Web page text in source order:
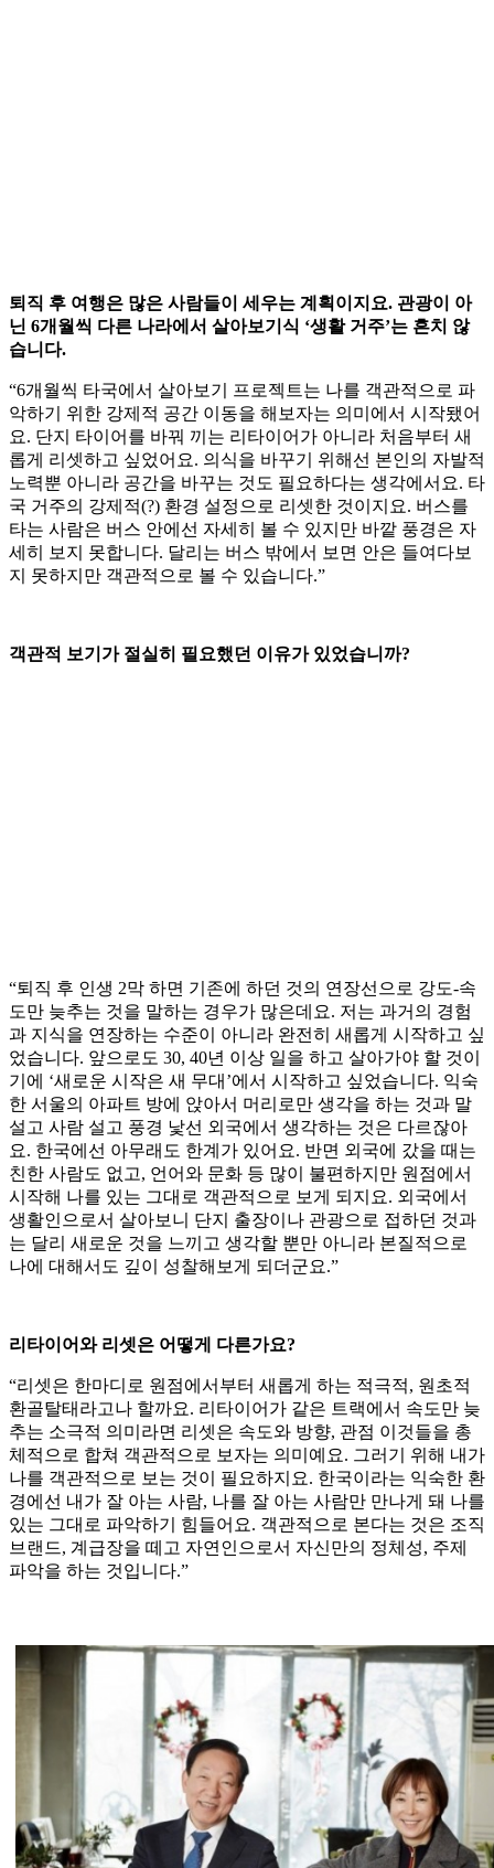
퇴직 후 여행은 많은 사람들이 세우는 계획이지요. 관광이 아
닌 6개월씩 다른 나라에서 살아보기식 ‘생활 거주’는 흔치 않
습니다.
“6개월씩 타국에서 살아보기 프로젝트는 나를 객관적으로 파
악하기 위한 강제적 공간 이동을 해보자는 의미에서 시작됐어
요. 단지 타이어를 바꿔 끼는 리타이어가 아니라 처음부터 새
롭게 리셋하고 싶었어요. 의식을 바꾸기 위해선 본인의 자발적
노력뿐 아니라 공간을 바꾸는 것도 필요하다는 생각에서요. 타
국 거주의 강제적(?) 환경 설정으로 리셋한 것이지요. 버스를
타는 사람은 버스 안에선 자세히 볼 수 있지만 바깥 풍경은 자
세히 보지 못합니다. 달리는 버스 밖에서 보면 안은 들여다보
지 못하지만 객관적으로 볼 수 있습니다.”
객관적 보기가 절실히 필요했던 이유가 있었습니까?
“퇴직 후 인생 2막 하면 기존에 하던 것의 연장선으로 강도-속
도만 늦추는 것을 말하는 경우가 많은데요. 저는 과거의 경험
과 지식을 연장하는 수준이 아니라 완전히 새롭게 시작하고 싶
었습니다. 앞으로도 30, 40년 이상 일을 하고 살아가야 할 것이
기에 ‘새로운 시작은 새 무대’에서 시작하고 싶었습니다. 익숙
한 서울의 아파트 방에 앉아서 머리로만 생각을 하는 것과 말
설고 사람 설고 풍경 낯선 외국에서 생각하는 것은 다르잖아
요. 한국에선 아무래도 한계가 있어요. 반면 외국에 갔을 때는
친한 사람도 없고, 언어와 문화 등 많이 불편하지만 원점에서
시작해 나를 있는 그대로 객관적으로 보게 되지요. 외국에서
생활인으로서 살아보니 단지 출장이나 관광으로 접하던 것과
는 달리 새로운 것을 느끼고 생각할 뿐만 아니라 본질적으로
나에 대해서도 깊이 성찰해보게 되더군요.”
리타이어와 리셋은 어떻게 다른가요?
“리셋은 한마디로 원점에서부터 새롭게 하는 적극적, 원초적
환골탈태라고나 할까요. 리타이어가 같은 트랙에서 속도만 늦
추는 소극적 의미라면 리셋은 속도와 방향, 관점 이것들을 총
체적으로 합쳐 객관적으로 보자는 의미예요. 그러기 위해 내가
나를 객관적으로 보는 것이 필요하지요. 한국이라는 익숙한 환
경에선 내가 잘 아는 사람, 나를 잘 아는 사람만 만나게 돼 나를
있는 그대로 파악하기 힘들어요. 객관적으로 본다는 것은 조직
브랜드, 계급장을 떼고 자연인으로서 자신만의 정체성, 주제
파악을 하는 것입니다.”